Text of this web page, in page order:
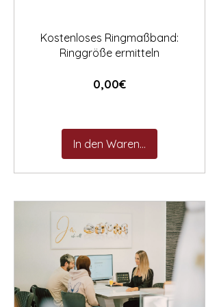
Kostenloses Ringmaßband:
Ringgröße ermitteln
0,00€Preis
In den Warenkorb